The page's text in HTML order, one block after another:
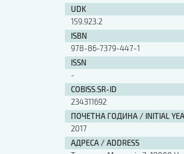
UDK
159.923.2
ISBN
978-86-7379-447-1
ISSN
-
COBISS.SR-ID
234311692
ПОЧЕТНА ГОДИНА / INITIAL
2017
АДРЕСА / ADDRESS